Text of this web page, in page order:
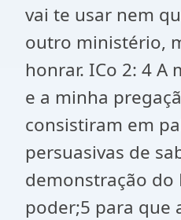
vai te usar nem
outro ministério,
honrar. ICo 2: 4
e a minha
consistiram em
persuasivas de
demonstração do
poder;5 para que